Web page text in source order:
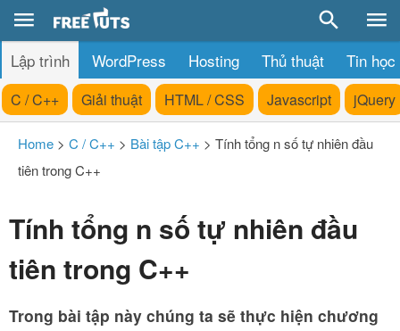
Lập trình WordPress Hosting Thủ thuật Tin học
C / C++ Giải thuật HTML / CSS Javascript jQuery
Home > C / C++ > Bài tập C++ > Tính tổng n số tự nhiên đầu
tiên trong C++
Tính tổng n số tự nhiên đầu
tiên trong C++
Trong bài tập này chúng ta sẽ thực hiện chương